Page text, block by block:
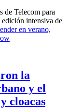
de Telecom para
edición intensiva de
en verano,
la
y el
cloacas